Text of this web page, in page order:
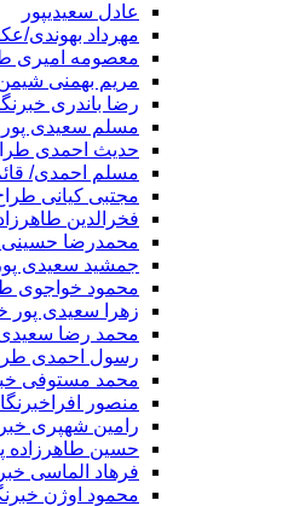
عادل سعیدیپور
مهرداد بهوندی/
معصومه امیری
مریم بهمنی شیمن
رضا باندری
مسلم سعیدی پور
حدیث احمدی
مسلم احمدی/
مجتبی کیانی
فخرالدین
محمدرضا
جمشید سعیدی پور
محمود خواجوی
زهرا سعیدی پور
محمد رضا سعیدی
رسول احمدی
محمد مستوفی
منصور
رامین شهپری
حسین طاهرزاده
فرهاد الماسی
محمود اوژن